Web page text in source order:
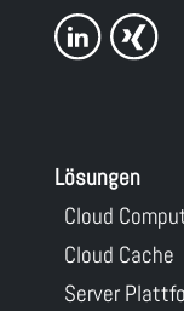
Lösungen
Cloud
Cloud Cache
Server